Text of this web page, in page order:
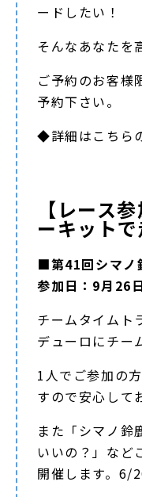
ードしたい！
そんなあなたを
ご予約のお客様
予約下さい。
◆詳細はこちら
【レース
ーキットで
■第41回シマノ
参加日：9月26
チームタイムト
デューロにチー
1人でご参加の
すので安心して
また「シマノ鈴
いいの？」など
開催します。